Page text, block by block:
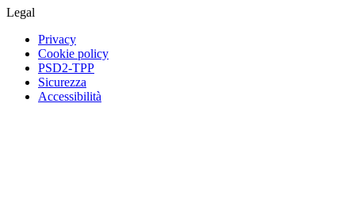
Legal
Privacy
Cookie policy
PSD2-TPP
Sicurezza
Accessibilità